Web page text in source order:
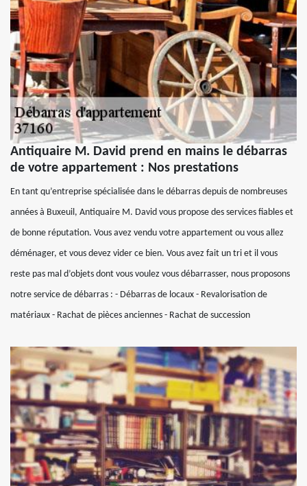
Antiquaire M. David prend en mains le débarras
de votre appartement : Nos prestations
En tant qu’entreprise spécialisée dans le débarras depuis de nombreuses
années à Buxeuil, Antiquaire M. David vous propose des services fiables et
de bonne réputation. Vous avez vendu votre appartement ou vous allez
déménager, et vous devez vider ce bien. Vous avez fait un tri et il vous
reste pas mal d’objets dont vous voulez vous débarrasser, nous proposons
notre service de débarras : - Débarras de locaux - Revalorisation de
matériaux - Rachat de pièces anciennes - Rachat de succession